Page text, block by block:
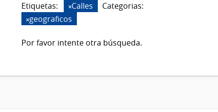
Etiquetas:
Calles
Categorias:
geograficos
Por favor intente otra búsqueda.